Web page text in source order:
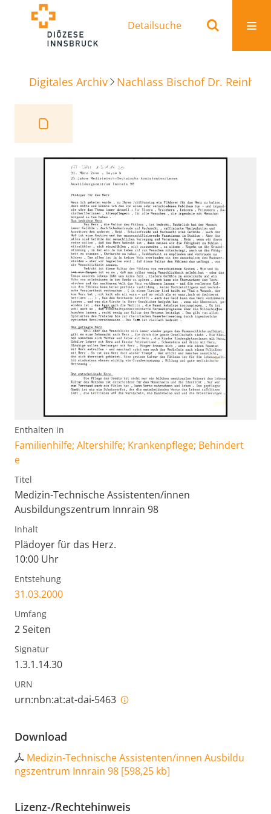
Detailsuche
Digitales Archiv Nachlass Bischof Dr.
Enthalten in
Familienhilfe; Altershilfe; Krankenpflege; Behindert
e
Titel
Medizin-Technische Assistenten/innen
Ausbildungszentrum Innrain 98
Inhalt
Plädoyer für das Herz.
10:00 Uhr
Entstehung
31.03.2000
Umfang
2 Seiten
Signatur
1.3.1.14.30
URN
urn:nbn:at:at-dai-5463
Download
Medizin-Technische Assistenten/innen Ausbildu
ngszentrum Innrain 98 [598,25 kb]
Lizenz-/Rechtehinweis